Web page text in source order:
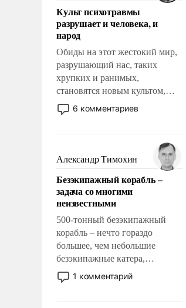
Культ психотравмы
разрушает и человека, и
народ
Обиды на этот жестокий мир,
разрушающий нас, таких
хрупких и ранимых,
становятся новым культом,
постепенно вытесняя и
отменяя традиционное
мужественным и твердым под
ударами судьбы, брать на себя
ответственность, помогать
слабым, идти вперед и
адаптироваться.
6 комментариев
Александр Тимохин
Безэкипажный корабль –
задача со многими
неизвестными
500-тонный безэкипажный
корабль – нечто гораздо
большее, чем небольшие
безэкипажные катера,
применение которых уже
стало обыденностью. Задача по
1 комментарий